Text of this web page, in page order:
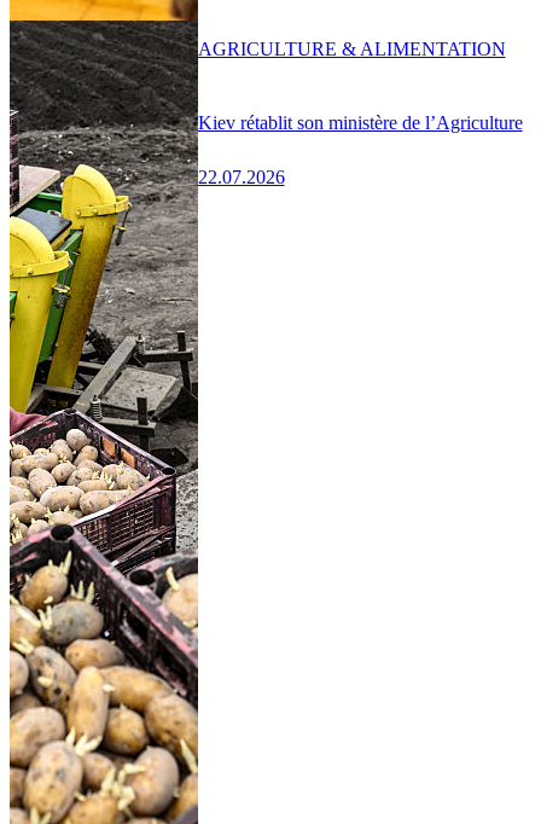
Kiev rétablit son ministère de l’Agriculture
22.07.2026
AGRICULTURE & ALIMENTATION